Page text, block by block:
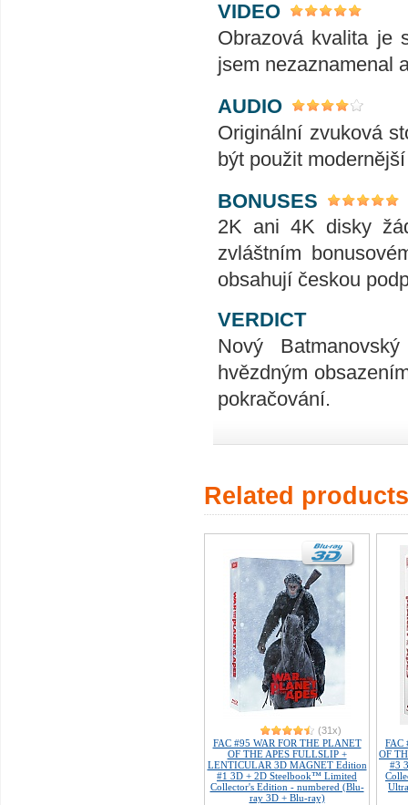
VIDEO
Obrazová kvalita je
jsem nezaznamenal
AUDIO
Originální zvuková
být použit
BONUSES
2K ani 4K disky
zvláštním
obsahují českou
VERDICT
Nový
hvězdným
pokračování.
Related products
(31x)
FAC #95 WAR FOR THE PLANET
OF THE APES FULLSLIP +
LENTICULAR 3D MAGNET Edition
#1 3D + 2D Steelbook™ Limited
Collector's Edition - numbered (Blu-
ray 3D + Blu-ray)
FAC
OF
#3